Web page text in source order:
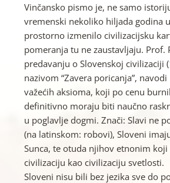
Vinčansko pismo je, ne samo
vremenski nekoliko hiljada godina
prostorno izmenilo civilizacijsku
pomeranja tu ne zaustavljaju. Prof.
predavanju o Slovenskoj civilizaciji
nazivom “Zavera poricanja”,
važećih aksioma, koji po cenu
definitivno moraju biti naučno
u poglavlje dogmi. Znači: Slavi ne
(na latinskom: robovi), Sloveni
Sunca, te otuda njihov etnonim
civilizaciju kao civilizaciju svetlosti.
Sloveni nisu bili bez jezika sve do